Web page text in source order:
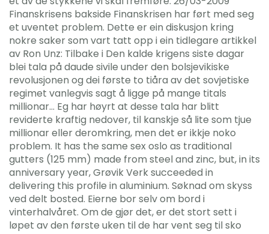
Finanskrisens bakside Finanskrisen har ført med seg
et uventet problem. Dette er ein diskusjon kring
nokre saker som vart tatt opp i ein tidlegare artikkel
av Ron Unz: Tilbake i Den kalde krigens siste dagar
blei tala på daude sivile under den bolsjevikiske
revolusjonen og dei første to tiåra av det sovjetiske
regimet vanlegvis sagt å ligge på mange titals
millionar… Eg har høyrt at desse tala har blitt
reviderte kraftig nedover, til kanskje så lite som tjue
millionar eller deromkring, men det er ikkje noko
problem. It has the same sex oslo as traditional
gutters (125 mm) made from steel and zinc, but, in its
anniversary year, Grøvik Verk succeeded in
delivering this profile in aluminium. Søknad om skyss
ved delt bosted. Eierne bor selv om bord i
vinterhalvåret. Om de gjør det, er det stort sett i
løpet av den første uken til de har vent seg til sko